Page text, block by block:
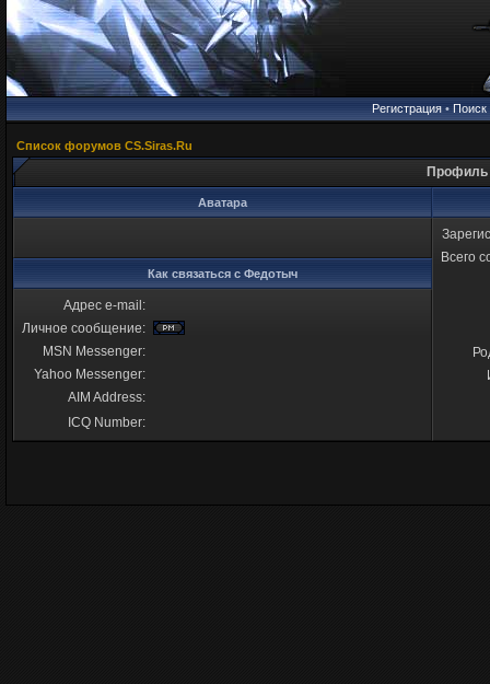
Регистрация• Поиск
Список форумов CS.Siras.Ru
Профиль
Аватара
Всего
Как связаться с Федотыч
Адрес e-mail:
Личное сообщение:
MSN Messenger:
Yahoo Messenger:
AIM Address:
ICQ Number: